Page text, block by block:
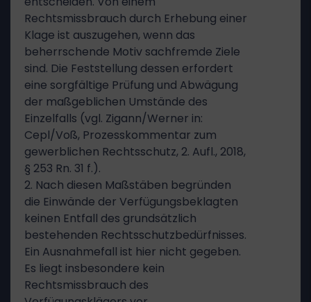
Rechtsmissbrauch durch Erhebung einer
Klage ist auszugehen, wenn das
beherrschende Motiv sachfremde Ziele
sind. Die Feststellung dessen erfordert
eine sorgfältige Prüfung und Abwägung
der maßgeblichen Umstände des
Einzelfalls (vgl. Zigann/Werner in:
Cepl/Voß, Prozesskommentar zum
gewerblichen Rechtsschutz, 2. Aufl., 2018,
§ 253 Rn. 31 f.).
2. Nach diesen Maßstäben begründen
die Einwände der Verfügungsbeklagten
keinen Entfall des grundsätzlich
bestehenden Rechtsschutzbedürfnisses.
Ein Ausnahmefall ist hier nicht gegeben.
Es liegt insbesondere kein
Rechtsmissbrauch des